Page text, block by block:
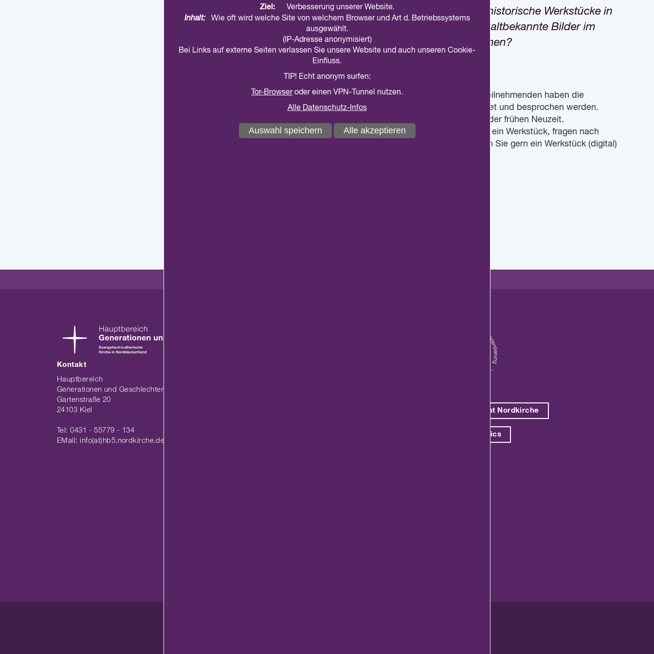
Sie interessieren sich für handwerkliche Techniken und historische Werkstücke in
Kirchen und Museen? Sie möchten neu entdeckte oder altbekannte Bilder im
Dialog mit anderen Interessierten erkunden und erforschen?
Dann schauen Sie im Kunst-Salon Kunst und Handwerk vorbei. Die Teilnehmenden haben die
Möglichkeit Werkstücke in der Gruppe mitzubringen, die dann erkundet und besprochen werden.
Inhaltlicher Schwerpunkt: Kirchenausstattungen des Mittelalters und der frühen Neuzeit.
Der Salon ist jeden 1. Donnerstag im Monat geöffnet. Wir besprechen ein Werkstück, fragen nach
handwerklichen Techniken, Bildsprache, Aufbau und Funktion. Bringen Sie gern ein Werkstück (digital)
Kontakt
Hauptbereich
Generationen und Geschlechter der Nordkirche
Gartenstraße 20
24103 Kiel
Tel: 0431 - 55779 - 134
EMail: info(at)hb5.nordkirche.de
Red. FEE-Client Nordkirche
Red. T3 Statistics
Ziel: Verbesserung unserer Website.
Inhalt: Wie oft wird welche Site von welchem Browser und Art d. Betriebssystems
ausgewählt.
(IP-Adresse anonymisiert)
Bei Links auf externe Seiten verlassen Sie unsere Website und auch unseren Cookie-
Einfluss.
TIP! Echt anonym surfen:
Tor-Browseroder einen VPN-Tunnel nutzen.
Alle Datenschutz-Infos
Auswahl speichern Alle akzeptieren